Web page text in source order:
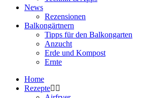
News
Rezensionen
Balkongärtnern
Tipps für den Balkongarten
Anzucht
Erde und Kompost
Ernte
Home
Rezepte